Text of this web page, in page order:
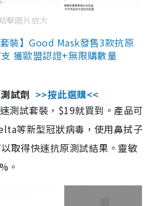
擊圖片放大
裝】Good Mask發售3款抗原
獲歐盟認證+無限購數量
試劑 >>按此選購<<
測試套裝，$19就買到。產品可
等新型冠狀病毒，使用鼻拭子
取得快速抗原測試結果。靈敏
。